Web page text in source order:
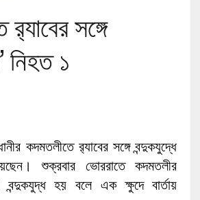
সঙ্গে
নিহত ১
কদমতলীতে র‌্যাবের সঙ্গে বন্দুকযুদ্ধে
শুক্রবার ভোররাতে কদমতলীর
হয় বলে এক ক্ষুদে বার্তায়